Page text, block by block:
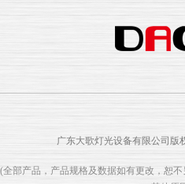
广东大歌灯光设备有限公司版
(全部产品，产品规格及数据如有更改，恕